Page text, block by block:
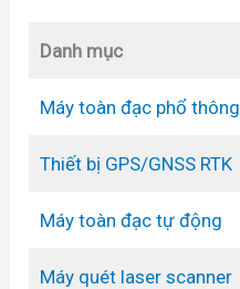
Danh mục
Máy toàn đạc phổ thông
Thiết bị GPS/GNSS RTK
Máy toàn đạc tự động
Máy quét laser scanner